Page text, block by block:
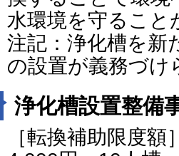
水環境を守ること
注記：浄化槽を新
の設置が義務づけ
浄化槽設置整備
［転換補助限度